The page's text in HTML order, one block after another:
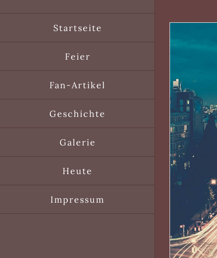
Startseite
Feier
Fan-Artikel
Geschichte
Galerie
Heute
Impressum